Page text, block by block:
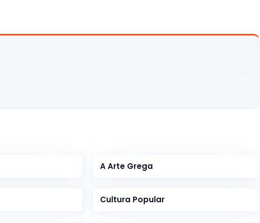
A Arte Grega
Cultura Popular